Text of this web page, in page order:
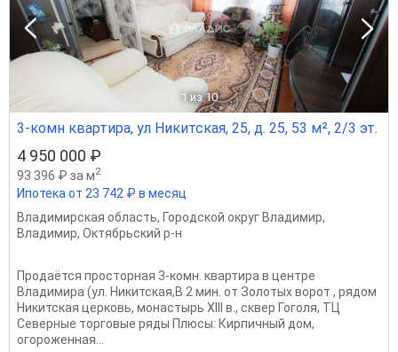
1 из 10
3-комн квартира, ул Никитская, 25, д. 25, 53 м², 2/3 эт.
4 950 000 ₽
93 396 ₽ за м2
Ипотека от 23 742 ₽ в месяц
Владимирская область, Городской округ Владимир,
Владимир, Октябрьский р-н
Продаётся просторная 3-комн. квартира в центре
Владимира (ул. Никитская,В 2 мин. от Золотых ворот , рядом
Никитская церковь, монастырь XIII в., сквер Гоголя, ТЦ
Северные торговые ряды Плюсы: Кирпичный дом,
огороженная...